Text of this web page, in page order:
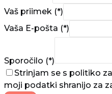
Vaš priimek (*)
Vaša E-pošta (*)
Sporočilo (*)
Strinjam se s politiko
moji podatki shranijo za